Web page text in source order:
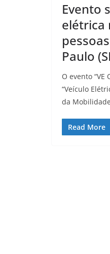
Evento
elétrica
Paulo
O evento
“Veículo
da Mobilidade
Read More